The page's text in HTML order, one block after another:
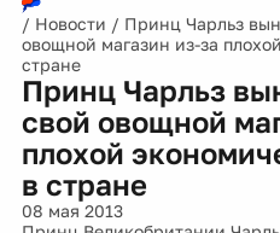
/ Новости / Принц Чарльз
овощной магазин из-за
стране
Принц Чарльз
свой овощной
плохой
в стране
08 мая 2013